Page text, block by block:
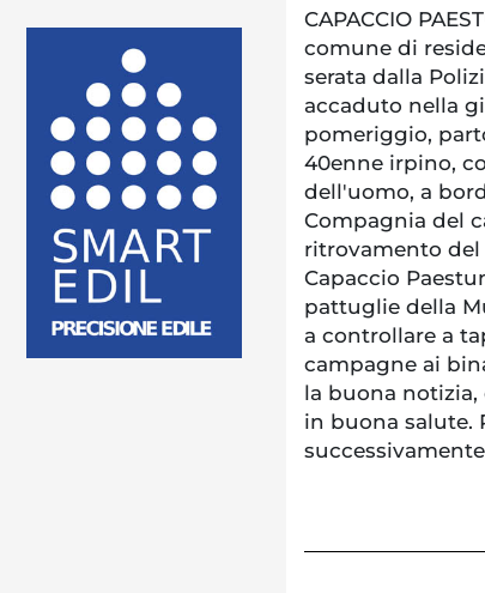
CAPACCIO
comune di
serata dalla
accaduto nella
pomeriggio,
40enne irpino,
dell'uomo, a
Compagnia del
ritrovamento
Capaccio
pattuglie della
a controllare a
campagne ai
la buona
in buona salute.